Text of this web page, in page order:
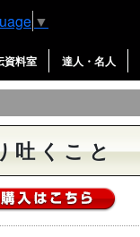
資料室 達人・名人
▼
吐くこと